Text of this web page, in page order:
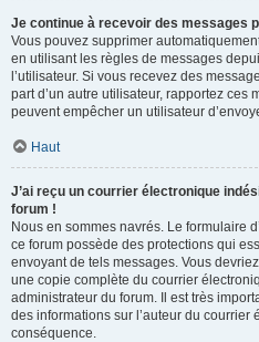
Je continue à recevoir des messages
Vous pouvez supprimer
en utilisant les règles de messages
l’utilisateur. Si vous recevez des
part d’un autre utilisateur, rapportez ces
peuvent empêcher un utilisateur
Haut
J’ai reçu un courrier électronique
forum !
Nous en sommes navrés. Le formulaire
ce forum possède des protections qui
envoyant de tels messages. Vous
une copie complète du courrier
administrateur du forum. Il est très
des informations sur l’auteur du
conséquence.